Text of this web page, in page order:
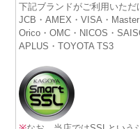
下記ブランドがご利用いただ
JCB・AMEX・VISA・
Orico・OMC・NICOS・
APLUS・TOYOTA TS3